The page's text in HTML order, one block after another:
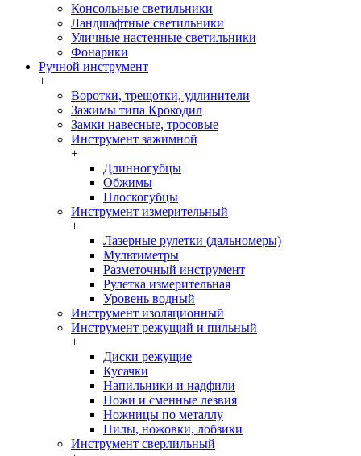
Консольные светильники
Ландшафтные светильники
Уличные настенные светильники
Фонарики
Ручной инструмент
+
Воротки, трещотки, удлинители
Зажимы типа Крокодил
Замки навесные, тросовые
Инструмент зажимной
+
Длинногубцы
Обжимы
Плоскогубцы
Инструмент измерительный
+
Лазерные рулетки (дальномеры)
Мультиметры
Разметочный инструмент
Рулетка измерительная
Уровень водный
Инструмент изоляционный
Инструмент режущий и пильный
+
Диски режущие
Кусачки
Напильники и надфили
Ножи и сменные лезвия
Ножницы по металлу
Пилы, ножовки, лобзики
Инструмент сверлильный